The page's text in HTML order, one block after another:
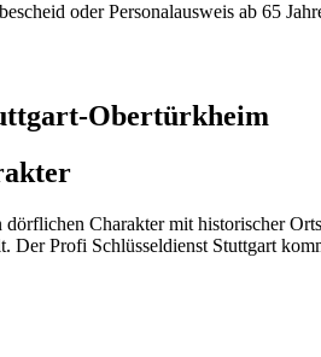
oder Personalausweis ab 65
Obertürkheim
Charakter mit historischer
Profi Schlüsseldienst Stuttgart